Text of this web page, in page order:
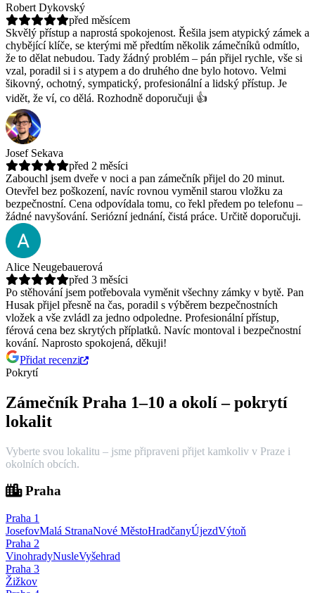
Robert Dykovský
před měsícem
Skvělý přístup a naprostá spokojenost. Řešila jsem atypický zámek a
chybějící klíče, se kterými mě předtím několik zámečníků odmítlo,
že to dělat nebudou. Tady žádný problém – pán přijel rychle, vše si
vzal, poradil si i s atypem a do druhého dne bylo hotovo. Velmi
šikovný, ochotný, sympatický, profesionální a lidský přístup. Je
vidět, že ví, co dělá. Rozhodně doporučuji 👍
Josef Sekava
před 2 měsíci
Zabouchl jsem dveře v noci a pan zámečník přijel do 20 minut.
Otevřel bez poškození, navíc rovnou vyměnil starou vložku za
bezpečnostní. Cena odpovídala tomu, co řekl předem po telefonu –
žádné navyšování. Seriózní jednání, čistá práce. Určitě doporučuji.
Alice Neugebauerová
před 3 měsíci
Po stěhování jsem potřebovala vyměnit všechny zámky v bytě. Pan
Husak přijel přesně na čas, poradil s výběrem bezpečnostních
vložek a vše zvládl za jedno odpoledne. Profesionální přístup,
férová cena bez skrytých příplatků. Navíc montoval i bezpečnostní
kování. Naprosto spokojená, děkuji!
Přidat recenzi
Pokrytí
Zámečník Praha 1–10 a okolí – pokrytí
lokalit
Vyberte svou lokalitu – jsme připraveni přijet kamkoliv v Praze i
okolních obcích.
Praha
Praha 1
JosefovMalá StranaNové MěstoHradčanyÚjezdVýtoň
Praha 2
VinohradyNusleVyšehrad
Praha 3
Žižkov